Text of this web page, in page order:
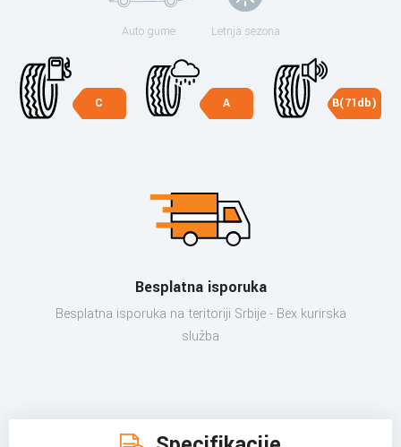
Auto gume Letnja sezona
C A B(71db)
Besplatna isporuka
Besplatna isporuka na teritoriji Srbije - Bex kurirska
služba